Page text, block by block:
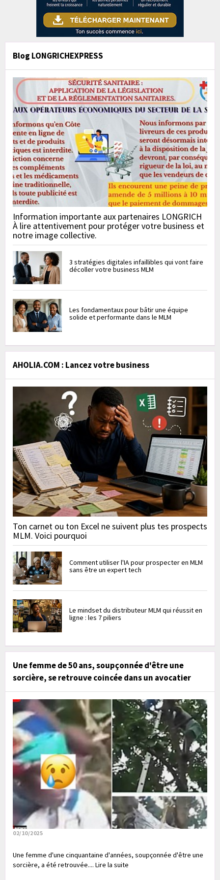
Blog LONGRICHEXPRESS
Information importante aux partenaires LONGRICH
À lire attentivement pour protéger votre business et
notre image collective.
3 stratégies digitales infaillibles qui vont faire
décoller votre business MLM
Les fondamentaux pour bâtir une équipe
solide et performante dans le MLM
AHOLIA.COM : Lancez votre business
Ton carnet ou ton Excel ne suivent plus tes prospects
MLM. Voici pourquoi
Comment utiliser l'IA pour prospecter en MLM
sans être un expert tech
Le mindset du distributeur MLM qui réussit en
ligne : les 7 piliers
Une femme de 50 ans, soupçonnée d'être une
sorcière, se retrouve coincée dans un avocatier
02/10/2025
Une femme d'une cinquantaine d'années, soupçonnée d'être une
sorcière, a été retrouvée.... Lire la suite